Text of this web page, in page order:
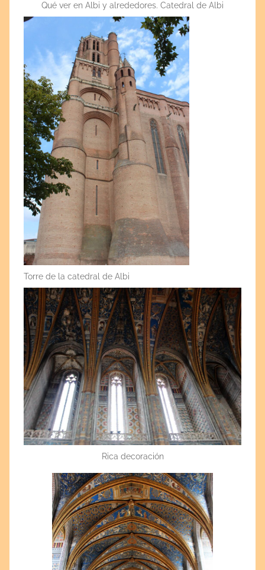
Qué ver en Albi y alrededores. Catedral de Albi
Torre de la catedral de Albi
Rica decoración